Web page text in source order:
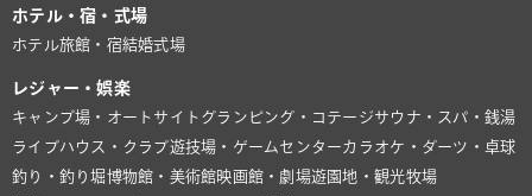
ホテル・宿・式場
ホテル旅館・宿結婚式場
レジャー・娯楽
キャンプ場・オートサイト グランピング・コテージサウナ・スパ・銭湯
ライブハウス・クラブ遊技場・ゲームセンターカラオケ・ダーツ・卓球
釣り・釣り堀博物館・美術館映画館・劇場遊園地・観光牧場